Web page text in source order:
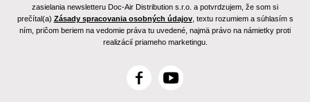
zasielania newsletteru Doc-Air Distribution s.r.o. a potvrdzujem, že som si
prečítal(a) Zásady spracovania osobných údajov, textu rozumiem a súhlasím s
ním, pričom beriem na vedomie práva tu uvedené, najmä právo na námietky proti
realizácií priameho marketingu.
F
Y